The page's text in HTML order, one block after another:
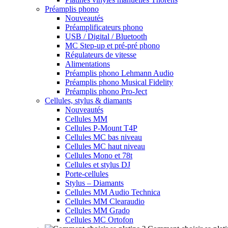
Préamplis phono
Nouveautés
Préamplificateurs phono
USB / Digital / Bluetooth
MC Step-up et pré-pré phono
Régulateurs de vitesse
Alimentations
Préamplis phono Lehmann Audio
Préamplis phono Musical Fidelity
Préamplis phono Pro-Ject
Cellules, stylus & diamants
Nouveautés
Cellules MM
Cellules P-Mount T4P
Cellules MC bas niveau
Cellules MC haut niveau
Cellules Mono et 78t
Cellules et stylus DJ
Porte-cellules
Stylus – Diamants
Cellules MM Audio Technica
Cellules MM Clearaudio
Cellules MM Grado
Cellules MC Ortofon